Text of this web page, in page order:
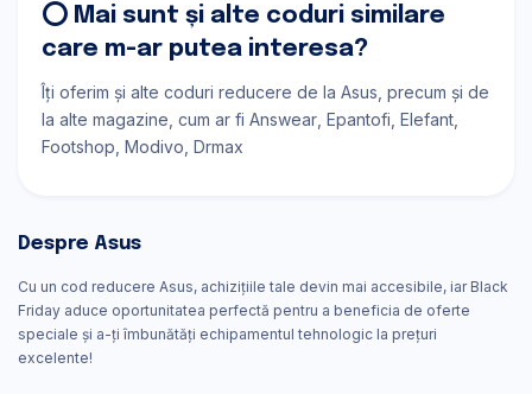
⭕ Mai sunt și alte coduri similare
care m-ar putea interesa?
Îți oferim și alte coduri reducere de la Asus, precum și de
la alte magazine, cum ar fi Answear Epantofi Elefant
Footshop Modivo Drmax
Despre Asus
Cu un cod reducere Asus, achizițiile tale devin mai accesibile, iar Black
Friday aduce oportunitatea perfectă pentru a beneficia de oferte
speciale și a-ți îmbunătăți echipamentul tehnologic la prețuri
excelente!